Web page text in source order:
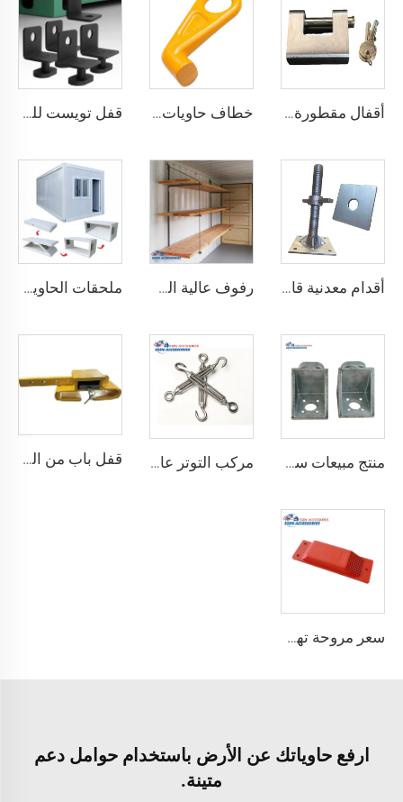
أقفال مقطورة حاويات الشحن البحري شديدة التحمل من Squire، أقفال أمان عالية الأمان، مقاس قفل للحاويات خطاف حاويات المصنع من النوع المستقيم الأيسر/الأيمن مصنوع من سبائك الفولاذ لرفع الحاويات قفل تويست للحاويات الشحنية ISO من الأسفل ومن الجانب & قفل زاوية لتثبيت البضائع
أقدام معدنية قابلة للتعديل لتسوية حاويات الشحن الثقيلة من 75 مم حتى 260 مم بسعة تحمل 12000 كجم رفوف عالية الجودة لحاويات الشحن تعليق رفوف لحاويات الشحن البحرية ملحقات الحاوية المصنوعة في الصين مستقرة وجودتها عالية، منزل حاوية قابل للطي مسبقاً
منتج مبيعات ساخنة معدات ربط حاوية الزاوية القفل مركب التوتر عالي الجودة القياسية وفقًا لمعيار ISO للحاويات قفل باب من الصلب المقوى درجة أمان أفضل قفل شحن حاوية مع 4 مفاتيح
سعر مروحة تهوية الحاويات مروحة عادم حاويات الشحن
ارفع حاوياتك عن الأرض باستخدام حوامل دعم
متينة.